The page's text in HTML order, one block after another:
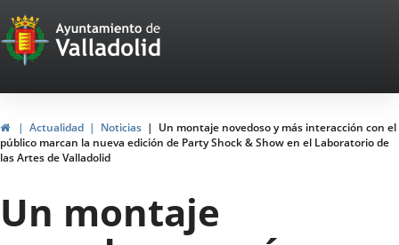
Portal
Web
del
Ayuntamiento
de
Valladolid
InicioActualidad Noticias
Un montaje novedoso y más interacción con el
público marcan la nueva edición de Party Shock & Show en el Laboratorio de
las Artes de Valladolid
Un montaje